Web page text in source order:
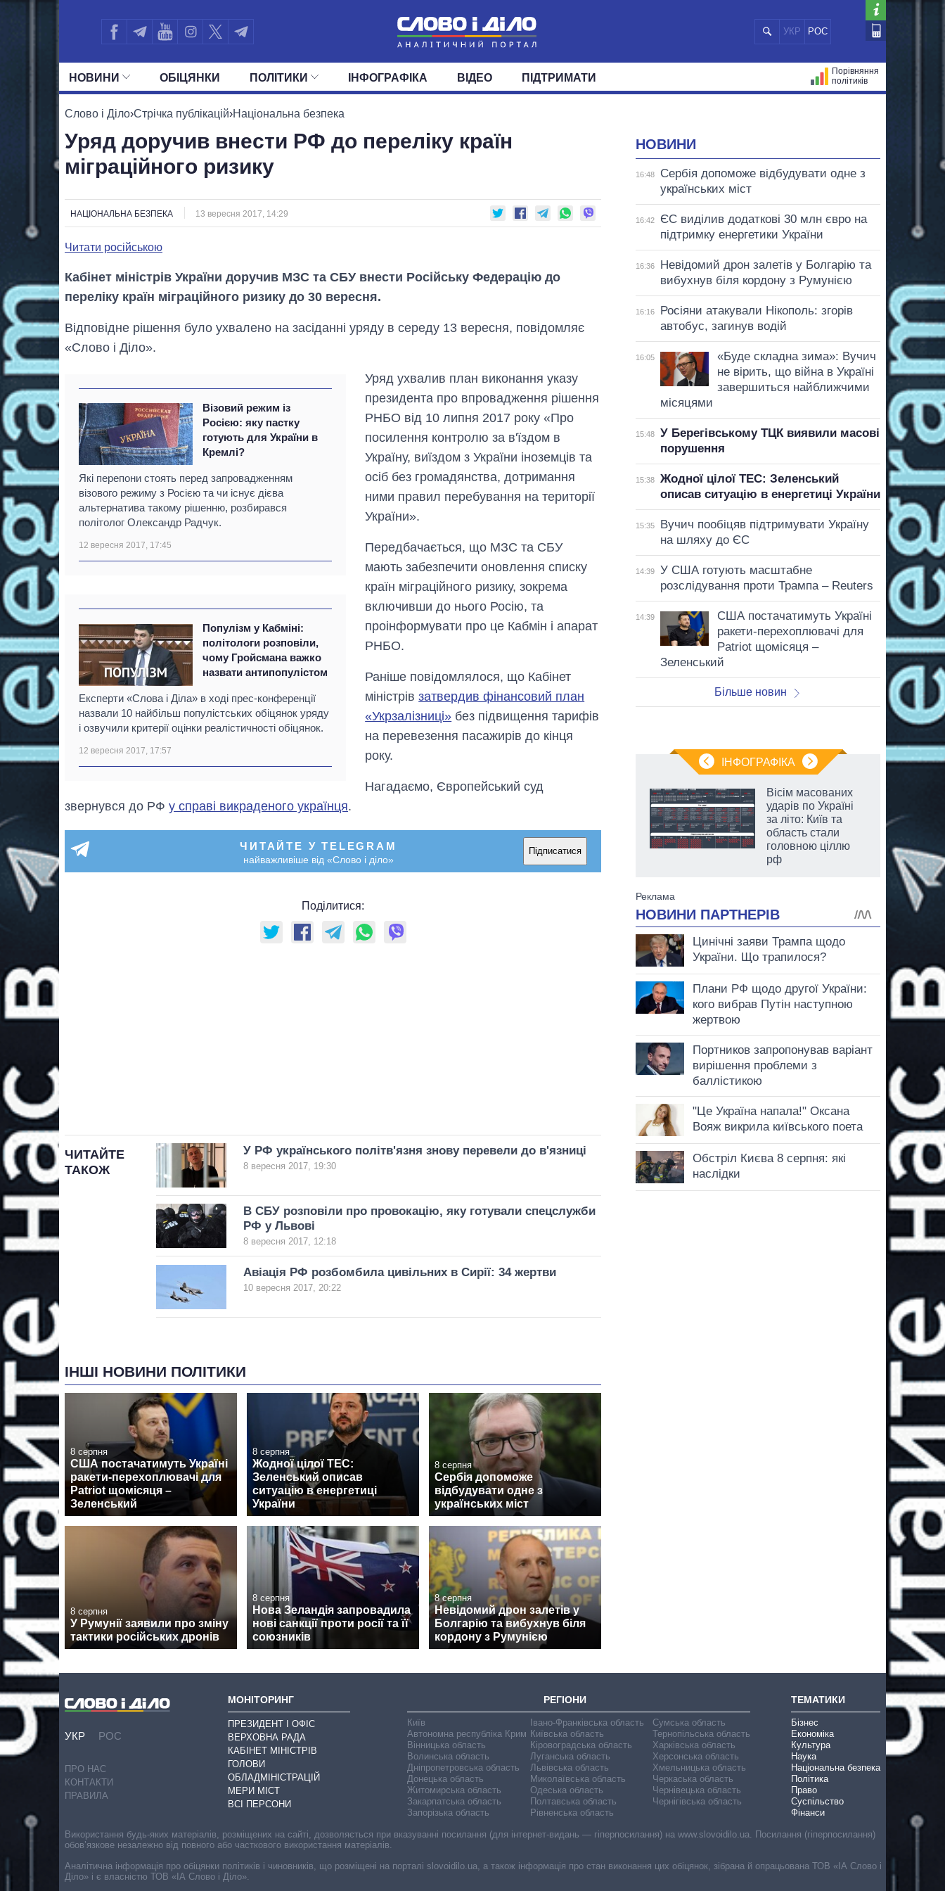
УКР РОС
НОВИНИ
СТРІЧКА
ПОЛІТИКА ЕКОНОМІКА СУСПІЛЬСТВО
ОБIЦЯНКИ ПОЛIТИКИ
УСІ ПОЛІТИКИ ПРЕЗИДЕНТ І ОФІС ВЕРХОВНА РАДА
ДЕПУТАТИ КОМІТЕТИ ФРАКЦІЇ
ІНФОГРАФІКА ВІДЕО ПІДТРИМАТИ
Порівняння
політиків
Слово і Діло›Стрічка публікацій›Національна безпека
Уряд доручив внести РФ до переліку країн
міграційного ризику
НАЦІОНАЛЬНА БЕЗПЕКА 13 вересня 2017, 14:29
Читати російською
Кабінет міністрів України доручив МЗС та СБУ внести Російську Федерацію до
переліку країн міграційного ризику до 30 вересня.
Відповідне рішення було ухвалено на засіданні уряду в середу 13 вересня, повідомляє
«Слово і Діло».
Візовий режим із
Росією: яку пастку
готують для України в
Кремлі?
Які перепони стоять перед запровадженням
візового режиму з Росією та чи існує дієва
альтернатива такому рішенню, розбирався
політолог Олександр Радчук.
12 вересня 2017, 17:45
Уряд ухвалив план виконання указу
президента про впровадження рішення
РНБО від 10 липня 2017 року «Про
посилення контролю за в'їздом в
Україну, виїздом з України іноземців та
осіб без громадянства, дотримання
ними правил перебування на території
України».
Популізм у Кабміні:
політологи розповіли,
чому Гройсмана важко
назвати антипопулістом
Експерти «Слова і Діла» в ході прес-конференції
назвали 10 найбільш популістських обіцянок уряду
і озвучили критерії оцінки реалістичності обіцянок.
12 вересня 2017, 17:57
Передбачається, що МЗС та СБУ
мають забезпечити оновлення списку
країн міграційного ризику, зокрема
включивши до нього Росію, та
проінформувати про це Кабмін і апарат
РНБО.
Раніше повідомлялося, що Кабінет
міністрівзатвердив фінансовий план
«Укрзалізниці» без підвищення тарифів
на перевезення пасажирів до кінця
року.
Нагадаємо, Європейський суд
звернувся до РФ у справі викраденого українця.
ЧИТАЙТЕ У TELEGRAM
найважливіше від «Слово і діло»
Підписатися
Поділитися:
ЧИТАЙТЕ
ТАКОЖ
У РФ українського політв'язня знову перевели до в'язниці
8 вересня 2017, 19:30
В СБУ розповіли про провокацію, яку готували спецслужби
РФ у Львові
8 вересня 2017, 12:18
Авіація РФ розбомбила цивільних в Сирії: 34 жертви
10 вересня 2017, 20:22
ІНШІ НОВИНИ ПОЛІТИКИ
8 серпня
США постачатимуть Україні
ракети-перехоплювачі для
Patriot щомісяця –
Зеленський
8 серпня
Жодної цілої ТЕС:
Зеленський описав
ситуацію в енергетиці
України
8 серпня
Сербія допоможе
відбудувати одне з
українських міст
8 серпня
У Румунії заявили про зміну
тактики російських дронів
8 серпня
Нова Зеландія запровадила
нові санкції проти росії та її
союзників
8 серпня
Невідомий дрон залетів у
Болгарію та вибухнув біля
кордону з Румунією
НОВИНИ
16:48
Сербія допоможе відбудувати одне з
українських міст
16:42
ЄС виділив додаткові 30 млн євро на
підтримку енергетики України
16:36
Невідомий дрон залетів у Болгарію та
вибухнув біля кордону з Румунією
16:16
Росіяни атакували Нікополь: згорів
автобус, загинув водій
16:05
«Буде складна зима»: Вучич
не вірить, що війна в Україні
завершиться найближчими
місяцями
15:48
У Берегівському ТЦК виявили масові
порушення
15:38
Жодної цілої ТЕС: Зеленський
описав ситуацію в енергетиці України
15:35
Вучич пообіцяв підтримувати Україну
на шляху до ЄС
14:39
У США готують масштабне
розслідування проти Трампа – Reuters
14:39
США постачатимуть Україні
ракети-перехоплювачі для
Patriot щомісяця –
Зеленський
Більше новин
ІНФОГРАФІКА
Дефіцит пам’яті:
роки і що
прогнозують на
2027-й
Вісім масованих
ударів по Україні
за літо: Київ та
область стали
головною ціллю
рф
УКР РОС
ПРО НАС
КОНТАКТИ
ПРАВИЛА
МОНІТОРИНГ
ПРЕЗИДЕНТ І ОФІС
ВЕРХОВНА РАДА
КАБІНЕТ МІНІСТРІВ
ГОЛОВИ
ОБЛАДМІНІСТРАЦІЙ
МЕРИ МІСТ
ВСІ ПЕРСОНИ
РЕГІОНИ
Київ
Автономна республіка Крим
Вінницька область
Волинська область
Дніпропетровська область
Донецька область
Житомирська область
Закарпатська область
Запорізька область
Івано-Франківська область
Київська область
Кіровоградська область
Луганська область
Львівська область
Миколаївська область
Одеська область
Полтавська область
Рівненська область
Сумська область
Тернопільська область
Харківська область
Херсонська область
Хмельницька область
Черкаська область
Чернівецька область
Чернігівська область
ТЕМАТИКИ
Бізнес
Економіка
Культура
Наука
Національна безпека
Політика
Право
Суспільство
Фінанси
Використання будь-яких матеріалів, розміщених на сайті, дозволяється при вказуванні посилання (для інтернет-видань — гіперпосилання) на www.slovoidilo.ua. Посилання (гіперпосилання)
обов’язкове незалежно від повного або часткового використання матеріалів.
Аналітична інформація про обіцянки політиків і чиновників, що розміщені на порталі slovoidilo.ua, а також інформація про стан виконання цих обіцянок, зібрана й опрацьована ТОВ «ІА Слово і
Діло» і є власністю ТОВ «ІА Слово і Діло».